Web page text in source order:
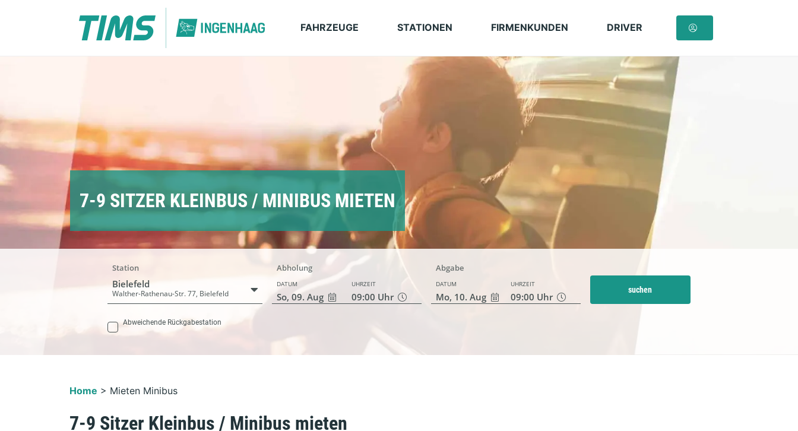
FAHRZEUGE STATIONEN FIRMENKUNDEN DRIVER
7-9 SITZER KLEINBUS / MINIBUS MIETEN
Station
Bielefeld
Walther-Rathenau-Str. 77, Bielefeld
Abweichende Rückgabestation
Abholung
DATUM
So, 09. Aug
UHRZEIT
09:00 Uhr
Abgabe
DATUM
Mo, 10. Aug
UHRZEIT
09:00 Uhr
suchen
Home > Mieten Minibus
7-9 Sitzer Kleinbus / Minibus mieten